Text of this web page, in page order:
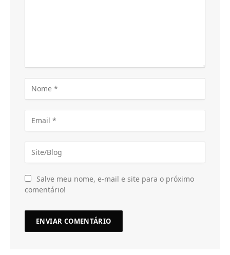
Salve meu nome, e-mail e site para o próximo
comentário!